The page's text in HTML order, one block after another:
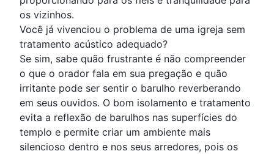
os vizinhos.
Você já vivenciou o problema de uma igreja sem
tratamento acústico adequado?
Se sim, sabe quão frustrante é não compreender
o que o orador fala em sua pregação e quão
irritante pode ser sentir o barulho reverberando
em seus ouvidos. O bom isolamento e tratamento
evita a reflexão de barulhos nas superfícies do
templo e permite criar um ambiente mais
silencioso dentro e nos seus arredores, pois os